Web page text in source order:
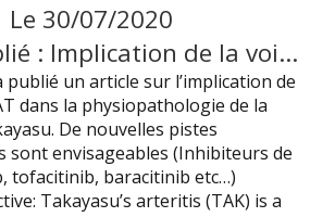
Le 30/07/2020
Article publié : Implication de la voie JAK/STAT dans la maladie de Takayasu, une nouvelle piste thérapeutique !
un article sur l’implication de
dans la physiopathologie de la
De nouvelles pistes
sont envisageables (Inhibiteurs de
tofacitinib, baracitinib etc…)
Takayasu’s arteritis (TAK) is a